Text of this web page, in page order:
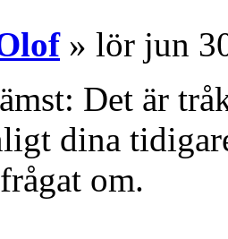
» lör jun
Det är
dina
om.